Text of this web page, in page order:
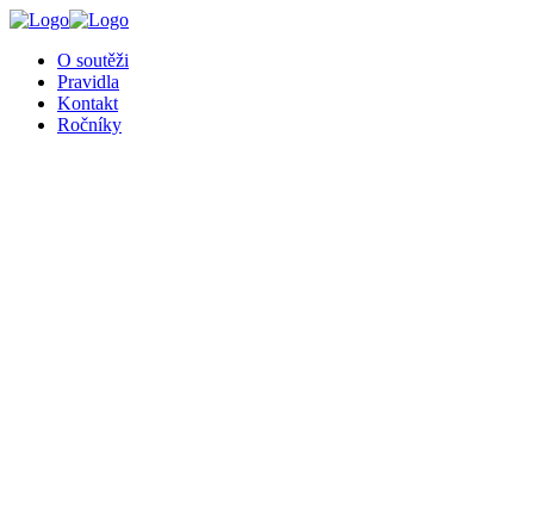
O soutěži
Pravidla
Kontakt
Ročníky